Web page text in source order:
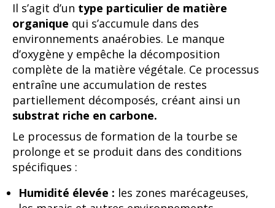
Il s’agit d’un type particulier de matière
organique qui s’accumule dans des
environnements anaérobies. Le manque
d’oxygène y empêche la décomposition
complète de la matière végétale. Ce processus
entraîne une accumulation de restes
partiellement décomposés, créant ainsi un
substrat riche en carbone.
Le processus de formation de la tourbe se
prolonge et se produit dans des conditions
spécifiques :
Humidité élevée : les zones marécageuses,